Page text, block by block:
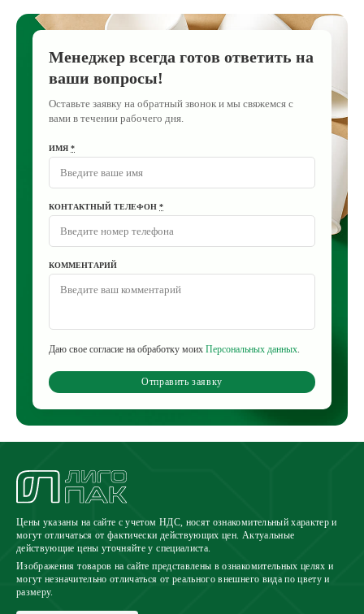
Менеджер всегда готов ответить на
ваши вопросы!
Оставьте заявку на обратный звонок и мы свяжемся с
вами в течении рабочего дня.
ИМЯ *
КОНТАКТНЫЙ ТЕЛЕФОН *
КОММЕНТАРИЙ
Даю свое согласие на обработку моих Персональных данных.
Отправить заявку
Цены указаны на сайте с учетом НДС, носят ознакомительный характер и
могут отличаться от фактически действующих цен. Актуальные
действующие цены уточняйте у специалиста.
Изображения товаров на сайте представлены в ознакомительных целях и
могут незначительно отличаться от реального внешнего вида по цвету и
размеру.